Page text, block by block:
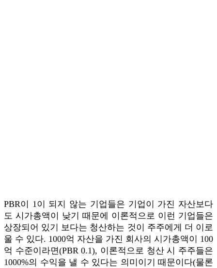
PBR이 1이 되지 않는 기업들은 기업이 가진 자산보다
도 시가총액이 낮기 때문에 이론적으로 이런 기업들은
상장되어 있기 보다는 청산하는 것이 주주에게 더 이로
울 수 있다. 1000억 자산을 가진 회사의 시가총액이 100
억 수준이라면(PBR 0.1), 이론적으로 청산 시 주주들은
1000%의 수익을 낼 수 있다는 의미이기 때문이다(물론